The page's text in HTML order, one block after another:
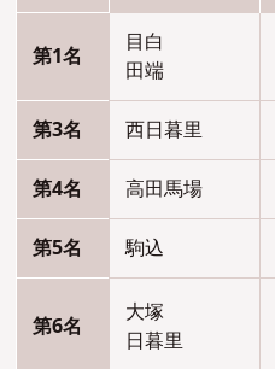
第1名
目白
田端
第3名 西日暮里
第4名 高田馬場
第5名 駒込
第6名
大塚
日暮里